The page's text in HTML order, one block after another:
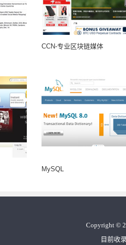
CCN-专业区块链媒体
MySQL
Copyright ©
目前收